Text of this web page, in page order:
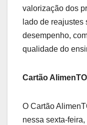
valorização dos
lado de
desempenho,
qualidade do
Cartão AlimenTO
O Cartão
nessa sexta-